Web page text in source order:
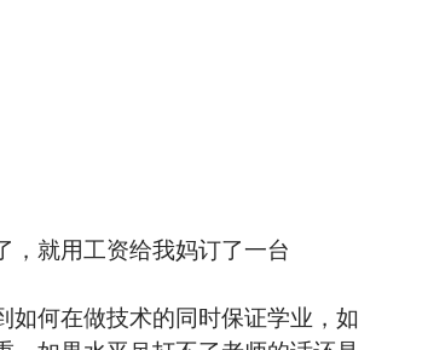
，就用工资给我妈订了一台
何在做技术的同时保证学业，如